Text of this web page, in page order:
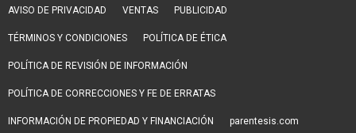
AVISO DE PRIVACIDAD VENTAS PUBLICIDAD
TÉRMINOS Y CONDICIONES POLÍTICA DE ÉTICA
POLÍTICA DE REVISIÓN DE INFORMACIÓN
POLÍTICA DE CORRECCIONES Y FE DE ERRATAS
INFORMACIÓN DE PROPIEDAD Y FINANCIACIÓN parentesis.com